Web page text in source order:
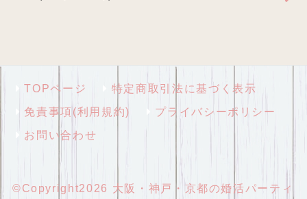
TOPページ
特定商取引法に基づく表示
免責事項(利用規約)
プライバシーポリシー
お問い合わせ
©Copyright2026 大阪・神戸・京都の婚活パーティ